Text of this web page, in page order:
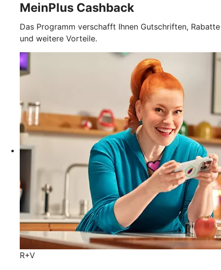
MeinPlus Cashback
Das Programm verschafft Ihnen Gutschriften, Rabatte
und weitere Vorteile.
R+V